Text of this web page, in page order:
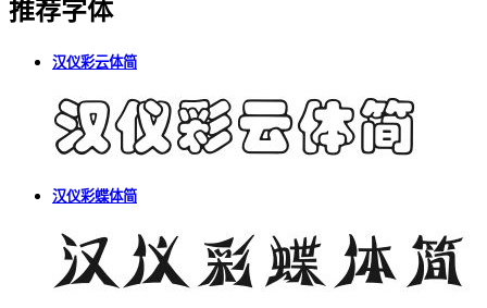
推荐字体
汉仪彩云体简
汉仪彩蝶体简